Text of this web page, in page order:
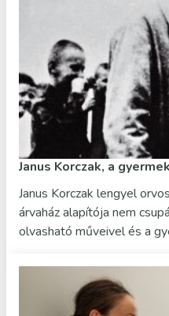
Janus Korczak, a
Janus Korczak lengyel
árvaház alapítója nem
olvasható műveivel és a